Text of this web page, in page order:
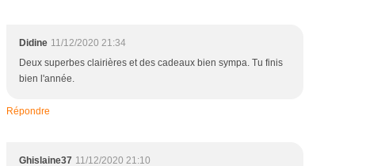
Didine 11/12/2020 21:34
Deux superbes clairières et des cadeaux bien sympa. Tu finis
bien l'année.
Répondre
Ghislaine37 11/12/2020 21:10